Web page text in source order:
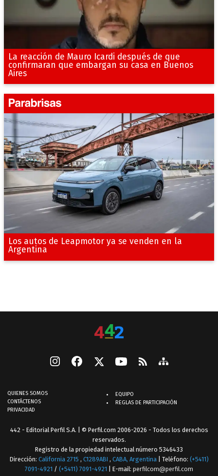
La reacción de Mauro Icardi después de que
confirmaran que embargan su casa en Buenos
Aires
Los autos de Leapmotor ya se venden en la
Argentina
QUIENES SOMOS
CONTÁCTENOS
PRIVACIDAD
EQUIPO
REGLAS DE PARTICIPACIÓN
442 - Editorial Perfil S.A. | © Perfil.com 2006-2026 - Todos los derechos
reservados.
Registro de la propiedad intelectual número 5346433
Dirección: California 2715 , C1289ABI , CABA, Argentina | Teléfono: (+5411)
7091-4921 / (+5411) 7091-4921 | E-mail: perfilcom@perfil.com